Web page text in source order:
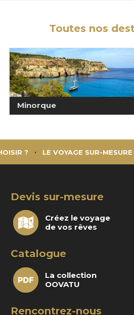
Toutes nos
Minorque
? LE VOYAGE SUR-MESURE
Devis sur-mesure
Créez le voyage
de vos rêves
Catalogue
La collection
OOVATU
Rencontrez-nous